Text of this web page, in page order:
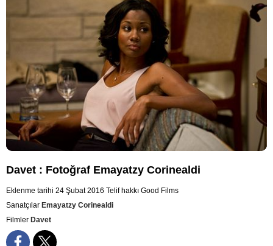
Davet : Fotoğraf Emayatzy Corinealdi
Eklenme tarihi 24 Şubat 2016 Telif hakkı Good Films
Sanatçılar Emayatzy Corinealdi
Filmler Davet